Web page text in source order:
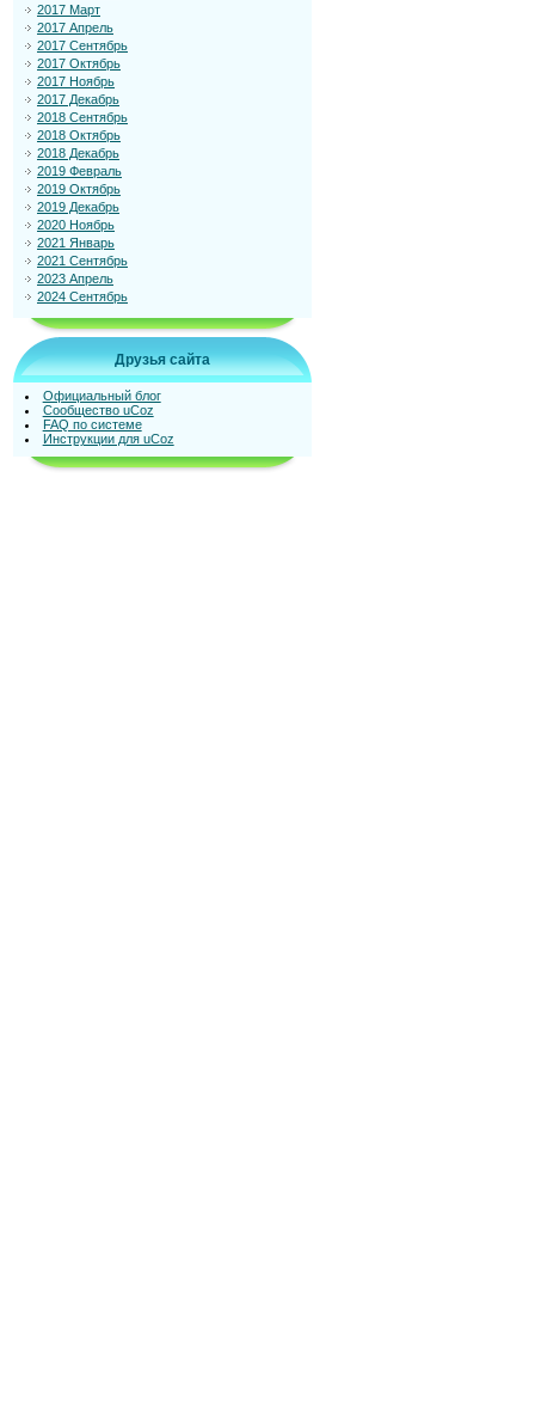
2017 Март
2017 Апрель
2017 Сентябрь
2017 Октябрь
2017 Ноябрь
2017 Декабрь
2018 Сентябрь
2018 Октябрь
2018 Декабрь
2019 Февраль
2019 Октябрь
2019 Декабрь
2020 Ноябрь
2021 Январь
2021 Сентябрь
2023 Апрель
2024 Сентябрь
Друзья сайта
Официальный блог
Сообщество uCoz
FAQ по системе
Инструкции для uCoz